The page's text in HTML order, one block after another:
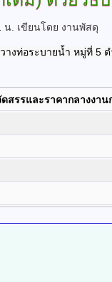
น. เขียนโดย งานพัสดุ
างท่อระบายน้ำ หมู่ที่ 5
สรรและราคากลางงา